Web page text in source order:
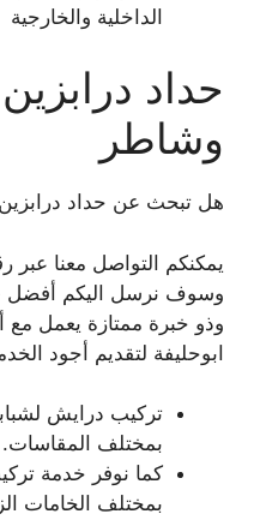
الداخلية والخارجية
حداد
وشاطر
هل تبحث عن حداد
يمكنكم التواصل معنا عبر
وسوف نرسل اليكم أفضل
وذو خبرة ممتازة يعمل
ابوحليفة لتقديم أجود
تركيب درايش
بمختلف المقاسات.
كما نوفر خدمة
بمختلف الخامات